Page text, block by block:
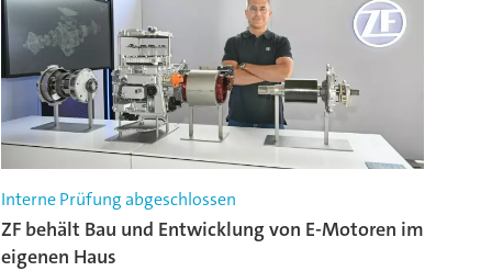
Interne Prüfung abgeschlossen
ZF behält Bau und Entwicklung von E-Motoren im
eigenen Haus